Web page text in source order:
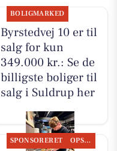
BOLIGMARKED
Byrstedvej 10 er til
salg for kun
349.000 kr.: Se de
billigste boliger til
salg i Suldrup her
SPONSORERET OPSLAGSTAVLEN